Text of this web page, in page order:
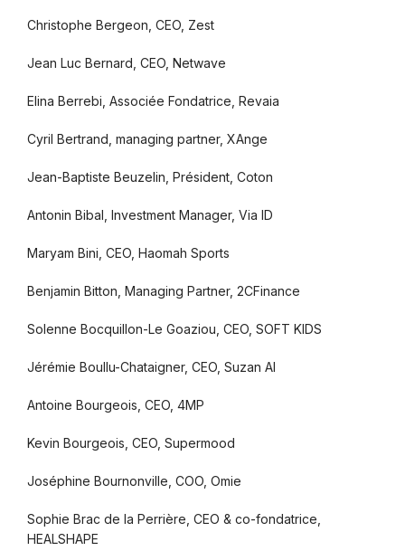
Christophe Bergeon, CEO, Zest
Jean Luc Bernard, CEO, Netwave
Elina Berrebi, Associée Fondatrice, Revaia
Cyril Bertrand, managing partner, XAnge
Jean-Baptiste Beuzelin, Président, Coton
Antonin Bibal, Investment Manager, Via ID
Maryam Bini, CEO, Haomah Sports
Benjamin Bitton, Managing Partner, 2CFinance
Solenne Bocquillon-Le Goaziou, CEO, SOFT KIDS
Jérémie Boullu-Chataigner, CEO, Suzan AI
Antoine Bourgeois, CEO, 4MP
Kevin Bourgeois, CEO, Supermood
Joséphine Bournonville, COO, Omie
Sophie Brac de la Perrière, CEO & co-fondatrice,
HEALSHAPE